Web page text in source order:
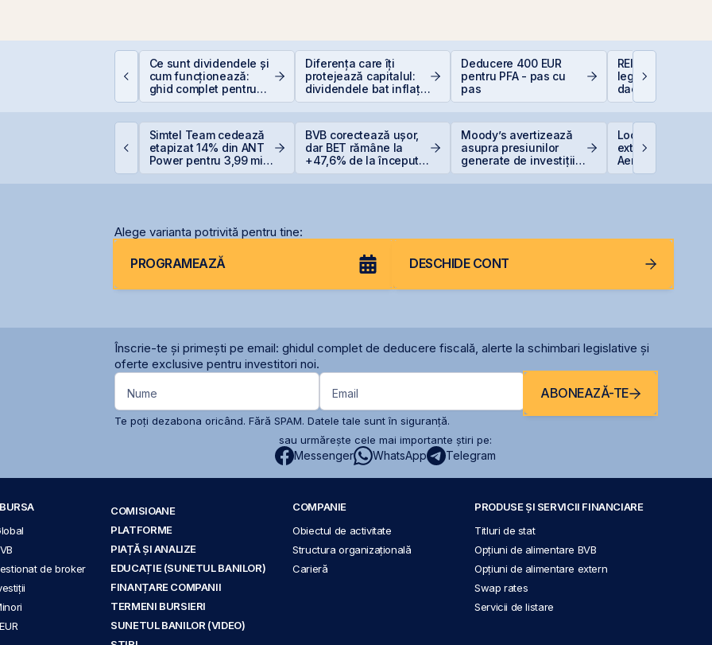
Ce sunt dividendele și
cum funcționează:
ghid complet pentru
investitori în acțiuni
Diferența care îți
protejează capitalul:
dividendele bat inflația
(+5% vs. −6%)
Deducere 400 EUR
pentru PFA - pas cu
pas
REIT-urile
legislație să fie,
dacă proiecte
sunt și banii se
Simtel Team cedează
etapizat 14% din ANT
Power pentru 3,99 mil.
BVB corectează ușor,
dar BET rămâne la
+47,6% de la începutul
Moody’s avertizează
asupra presiunilor
generate de investițiile
Lockheed Martin
extinde
Aerostar și
pentru
Alege varianta potrivită pentru tine:
PROGRAMEAZĂ DESCHIDE CONT
Înscrie-te și primești pe email: ghidul complet de deducere fiscală, alerte la schimbari legislative și
oferte exclusive pentru investitori noi.
Nume Email ABONEAZĂ-TE
Te poți dezabona oricând. Fără SPAM. Datele tale sunt în siguranță.
sau urmărește cele mai importante știri pe:
Messenger WhatsApp Telegram
de broker
COMISIOANE
PLATFORME
PIAȚĂ ȘI ANALIZE
EDUCAȚIE (SUNETUL BANILOR)
FINANȚARE COMPANII
TERMENI BURSIERI
SUNETUL BANILOR (VIDEO)
COMPANIE
Obiectul de activitate
Structura organizațională
Carieră
PRODUSE ȘI SERVICII FINANCIARE
Titluri de stat
Opțiuni de alimentare BVB
Opțiuni de alimentare extern
Swap rates
Servicii de listare